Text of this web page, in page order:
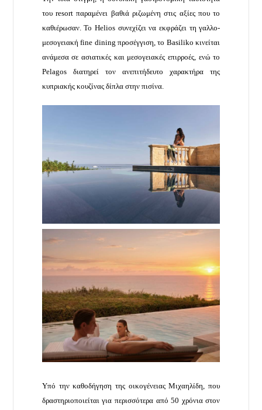
του resort παραμένει βαθιά ριζωμένη στις αξίες που το
καθιέρωσαν. Το Helios συνεχίζει να εκφράζει τη γαλλο-
μεσογειακή fine dining προσέγγιση, το Basiliko κινείται
ανάμεσα σε ασιατικές και μεσογειακές επιρροές, ενώ το
Pelagos διατηρεί τον ανεπιτήδευτο χαρακτήρα της
κυπριακής κουζίνας δίπλα στην πισίνα.
Υπό την καθοδήγηση της οικογένειας Μιχαηλίδη, που
δραστηριοποιείται για περισσότερα από 50 χρόνια στον